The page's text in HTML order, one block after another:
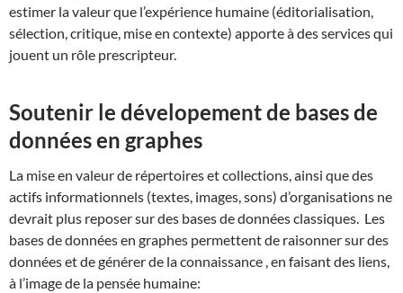
estimer la valeur que l’expérience humaine (éditorialisation,
sélection, critique, mise en contexte) apporte à des services qui
jouent un rôle prescripteur.
Soutenir le dévelopement de bases de
données en graphes
La mise en valeur de répertoires et collections, ainsi que des
actifs informationnels (textes, images, sons) d’organisations ne
devrait plus reposer sur des bases de données classiques. Les
bases de données en graphes permettent de raisonner sur des
données et de générer de la connaissance , en faisant des liens,
à l’image de la pensée humaine: